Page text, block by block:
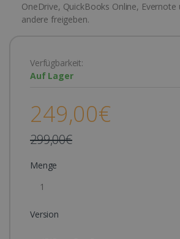
OneDrive, QuickBooks Online, Evernote
andere freigeben.
Verfügbarkeit:
Auf Lager
249,00€
299,00€
Menge
Version